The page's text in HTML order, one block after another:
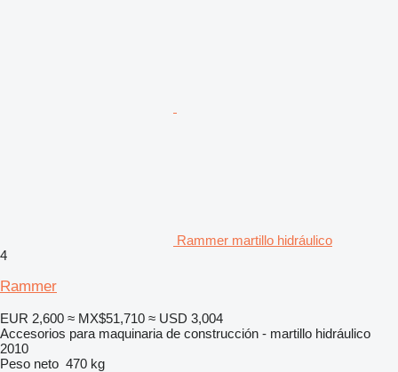
Rammer martillo hidráulico
4
Rammer
EUR 2,600 ≈ MX$51,710 ≈ USD 3,004
Accesorios para maquinaria de construcción - martillo hidráulico
2010
Peso neto 470 kg